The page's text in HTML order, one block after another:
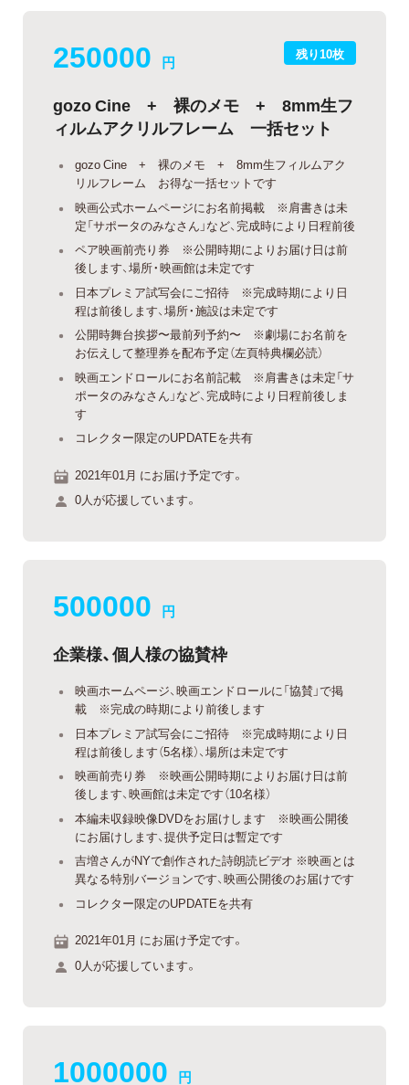
残り10枚
250000 円
gozo Cine + 裸のメモ + 8mm生フ
ィルムアクリルフレーム 一括セット
gozo Cine + 裸のメモ + 8mm生フィルムアク
リルフレーム お得な一括セットです
映画公式ホームページにお名前掲載 ※肩書きは未
定「サポータのみなさん」など、完成時により日程前後
ペア映画前売り券 ※公開時期によりお届け日は前
後します、場所・映画館は未定です
日本プレミア試写会にご招待 ※完成時期により日
程は前後します、場所・施設は未定です
公開時舞台挨拶〜最前列予約〜 ※劇場にお名前を
お伝えして整理券を配布予定（左頁特典欄必読）
映画エンドロールにお名前記載 ※肩書きは未定「サ
ポータのみなさん」など、完成時により日程前後しま
す
コレクター限定のUPDATEを共有
2021年01月 にお届け予定です。
0人が応援しています。
500000 円
企業様、個人様の協賛枠
映画ホームページ、映画エンドロールに「協賛」で掲
載 ※完成の時期により前後します
日本プレミア試写会にご招待 ※完成時期により日
程は前後します（5名様）、場所は未定です
映画前売り券 ※映画公開時期によりお届け日は前
後します、映画館は未定です（10名様）
本編未収録映像DVDをお届けします ※映画公開後
にお届けします、提供予定日は暫定です
吉増さんがNYで創作された詩朗読ビデオ ※映画とは
異なる特別バージョンです、映画公開後のお届けです
コレクター限定のUPDATEを共有
2021年01月 にお届け予定です。
0人が応援しています。
1000000 円